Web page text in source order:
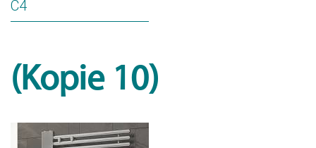
C4
(Kopie 10)